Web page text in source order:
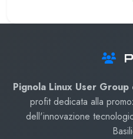
Pignola Linux User Group
profit dedicata alla
dell'innovazione